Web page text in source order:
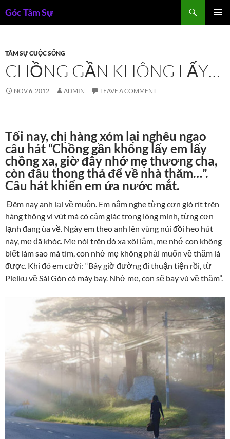
toGóc Tâm Sự
TÂM SỰ CUỘC SỐNG
CHỒNG GẦN KHÔNG LẤY…
NOV 6, 2012 ADMIN LEAVE A COMMENT
Tối nay, chị hàng xóm lại nghêu ngao
câu hát “Chồng gần không lấy em lấy
chồng xa, giờ đây nhớ mẹ thương cha,
còn đâu thong thả để về nhà thăm…”.
Câu hát khiến em ứa nước mắt.
Đêm nay anh lại về muộn. Em nằm nghe từng cơn gió rít trên
hàng thông vi vút mà có cảm giác trong lòng mình, từng cơn
lạnh đang ùa về. Ngày em theo anh lên vùng núi đồi heo hút
này, mẹ đã khóc. Mẹ nói trên đó xa xôi lắm, mẹ nhớ con không
biết làm sao mà tìm, con nhớ mẹ không phải muốn về thăm là
được. Khi đó em cười: “Bây giờ đường đi thuận tiện rồi, từ
Pleiku về Sài Gòn có máy bay. Nhớ mẹ, con sẽ bay vù về thăm”.